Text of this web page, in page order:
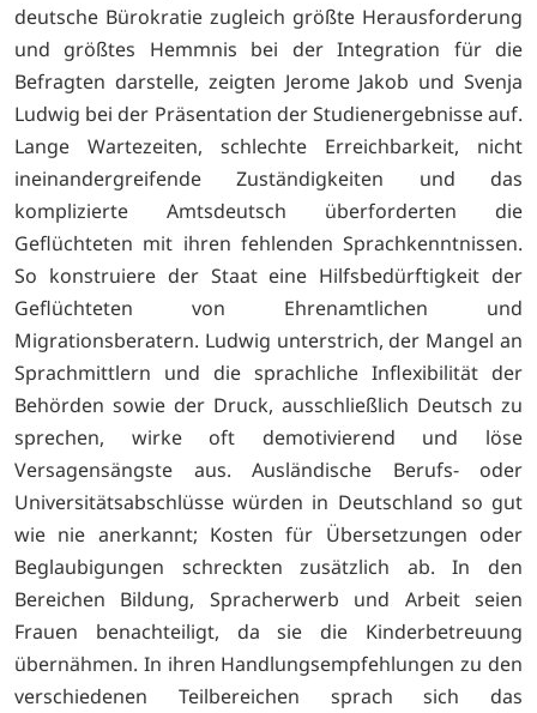
deutsche Bürokratie zugleich größte Herausforderung
und größtes Hemmnis bei der Integration für die
Befragten darstelle, zeigten Jerome Jakob und Svenja
Ludwig bei der Präsentation der Studienergebnisse auf.
Lange Wartezeiten, schlechte Erreichbarkeit, nicht
ineinandergreifende Zuständigkeiten und das
komplizierte Amtsdeutsch überforderten die
Geflüchteten mit ihren fehlenden Sprachkenntnissen.
So konstruiere der Staat eine Hilfsbedürftigkeit der
Geflüchteten von Ehrenamtlichen und
Migrationsberatern. Ludwig unterstrich, der Mangel an
Sprachmittlern und die sprachliche Inflexibilität der
Behörden sowie der Druck, ausschließlich Deutsch zu
sprechen, wirke oft demotivierend und löse
Versagensängste aus. Ausländische Berufs- oder
Universitätsabschlüsse würden in Deutschland so gut
wie nie anerkannt; Kosten für Übersetzungen oder
Beglaubigungen schreckten zusätzlich ab. In den
Bereichen Bildung, Spracherwerb und Arbeit seien
Frauen benachteiligt, da sie die Kinderbetreuung
übernähmen. In ihren Handlungsempfehlungen zu den
verschiedenen Teilbereichen sprach sich das